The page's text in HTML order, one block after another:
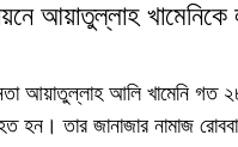
আয়াতুল্লাহ খামেনিকে
আয়াতুল্লাহ আলি খামেনি গত
হন। তার জানাজার নামাজ